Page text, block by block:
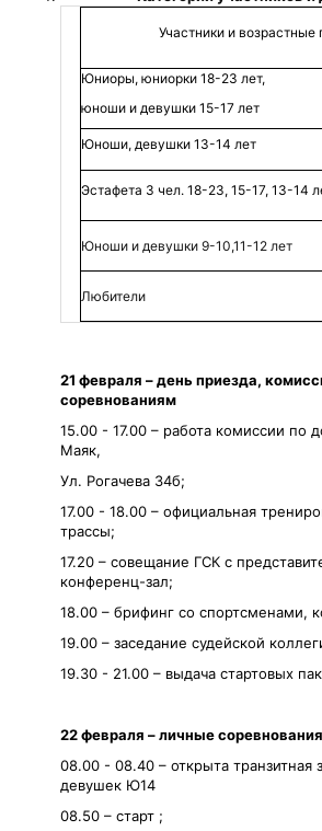
Участники и возрастные
Юниоры, юниорки 18-23 лет,
юноши и девушки 15-17 лет
Юноши, девушки 13-14 лет
Эстафета 3 чел. 18-23, 15-17, 13-14
Юноши и девушки 9-10,11-12 лет
Любители
21 февраля – день приезда,
соревнованиям
15.00 - 17.00 – работа комиссии по
Маяк,
Ул. Рогачева 34б;
17.00 - 18.00 – официальная
трассы;
17.20 – совещание ГСК с
конференц-зал;
18.00 – брифинг со спортсменами,
19.00 – заседание судейской
19.30 - 21.00 – выдача стартовых
22 февраля – личные соревнования
08.00 - 08.40 – открыта
девушек Ю14
08.50 – старт ;